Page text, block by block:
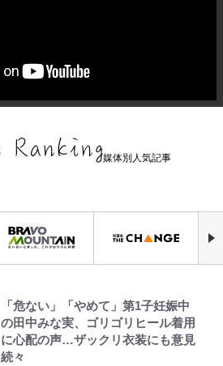
媒体別人気記事
「危ない」「やめて」第1子妊娠中
の田中みな実、ゴリゴリヒール着用
に心配の声…ザックリ衣装にも意見
続々
やってはいけない！「キャンプツー
リング」での「NGパッキング」7
選！ 安全＆快適につながる「荷物
の順序や位置」積載のコツとは？
元衆院議員・山尾志桜里が語る誹謗
中傷動画…「計り知れない」切り抜
き落選運動の影響と今語る「保育園
落ちた日本死ね」
『ONE PIECE』今後の展開に絡ん
できそうな「意味深な表紙連載」
「神」エネルの月での展開に、元王
下七武海の謎めいた過去も…
空の轍と大地の雲と 第1回
公式-ヒロインが来る前に妊娠しま
した~詰んだはずの悪役令嬢です
が、どうやら違うようです~ 第1話
｢お土産最高すぎ笑｣｢どうやって入
手？｣ブライトン帰還の三笘薫、同
僚に“ポケカ”をプレゼント！｢薫の
笑顔見れてよかった｣｢大喜びのリ
浅草は日本の心だゾ